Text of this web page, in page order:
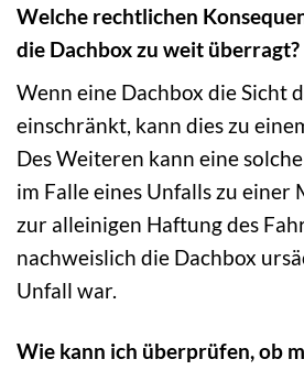
Welche rechtlichen
die Dachbox zu weit überragt?
Wenn eine Dachbox die Sicht
einschränkt, kann dies zu
Des Weiteren kann eine
im Falle eines Unfalls zu einer
zur alleinigen Haftung des
nachweislich die Dachbox
Unfall war.
Wie kann ich überprüfen, ob